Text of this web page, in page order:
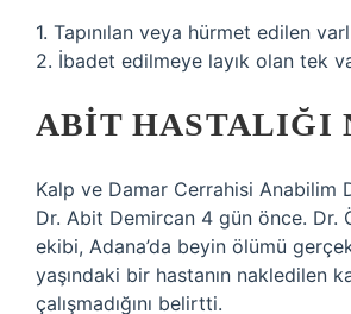
1. Tapınılan veya hürmet edilen
2. İbadet edilmeye layık olan tek
ABIT HASTALIĞI
Kalp ve Damar Cerrahisi Anabilim
Dr. Abit Demircan 4 gün önce. Dr.
ekibi, Adana’da beyin ölümü
yaşındaki bir hastanın nakledilen
çalışmadığını belirtti.